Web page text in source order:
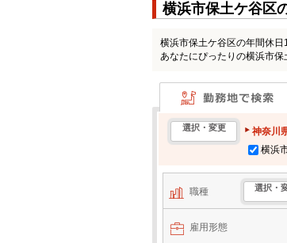
横浜市保土ケ谷区
横浜市保土ケ谷区の年間休
あなたにぴったりの横浜市保
勤務地で検索
選択・変更
神奈川
横浜
職種 選択・
雇用形態